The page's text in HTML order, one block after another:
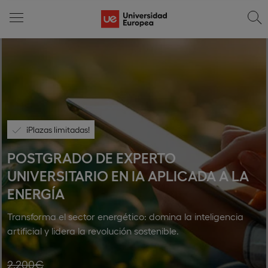
¡Plazas limitadas!
POSTGRADO DE EXPERTO
UNIVERSITARIO EN IA APLICADA A LA
ENERGÍA
Transforma el sector energético: domina la inteligencia
artificial y lidera la revolución sostenible.
2.200€